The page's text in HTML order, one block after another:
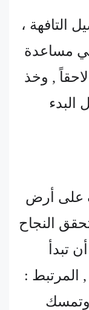
التافهة ،
مساعدة
, وخذ
البدء
على أرض
النجاح
تبدأ
المرتبط :
وتمسك